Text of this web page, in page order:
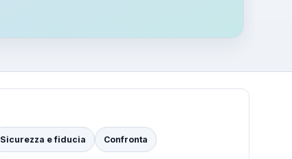
Sicurezza e fiducia Confronta